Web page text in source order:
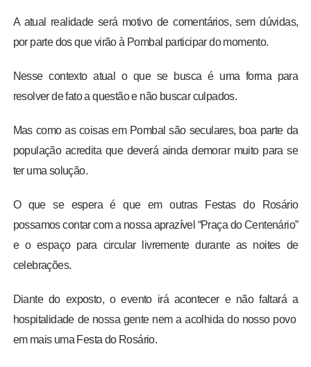
A atual realidade será motivo de comentários, sem dúvidas,
por parte dos que virão à Pombal participar do momento.
Nesse contexto atual o que se busca é uma forma para
resolver de fato a questão e não buscar culpados.
Mas como as coisas em Pombal são seculares, boa parte da
população acredita que deverá ainda demorar muito para se
ter uma solução.
O que se espera é que em outras Festas do Rosário
possamos contar com a nossa aprazível “Praça do Centenário”
e o espaço para circular livremente durante as noites de
celebrações.
Diante do exposto, o evento irá acontecer e não faltará a
hospitalidade de nossa gente nem a acolhida do nosso povo
em mais uma Festa do Rosário.